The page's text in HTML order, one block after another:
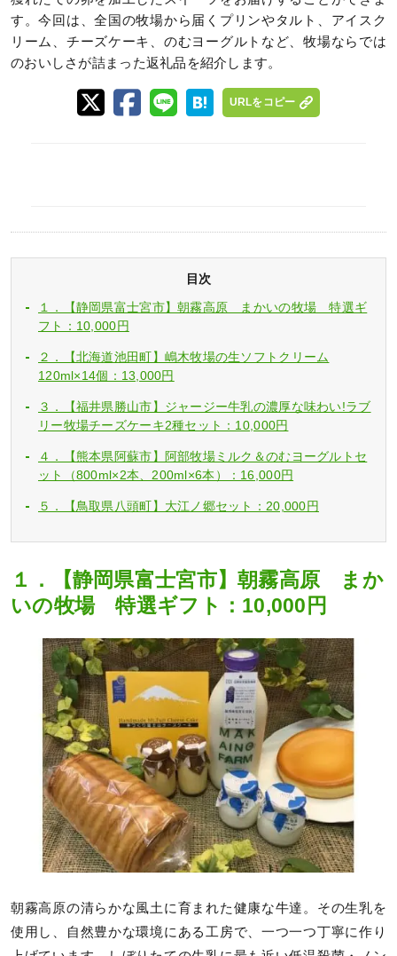
す。今回は、全国の牧場から届くプリンやタルト、アイスク
リーム、チーズケーキ、のむヨーグルトなど、牧場ならでは
のおいしさが詰まった返礼品を紹介します。
URLをコピー
目次
１．【静岡県富士宮市】朝霧高原 まかいの牧場 特選ギ
フト：10,000円
２．【北海道池田町】嶋木牧場の生ソフトクリーム
120ml×14個：13,000円
３．【福井県勝山市】ジャージー牛乳の濃厚な味わい!ラブ
リー牧場チーズケーキ2種セット：10,000円
４．【熊本県阿蘇市】阿部牧場ミルク＆のむヨーグルトセ
ット（800ml×2本、200ml×6本）：16,000円
５．【鳥取県八頭町】大江ノ郷セット：20,000円
１．【静岡県富士宮市】朝霧高原 まか
いの牧場 特選ギフト：10,000円
朝霧高原の清らかな風土に育まれた健康な牛達。その生乳を
使用し、自然豊かな環境にある工房で、一つ一つ丁寧に作り